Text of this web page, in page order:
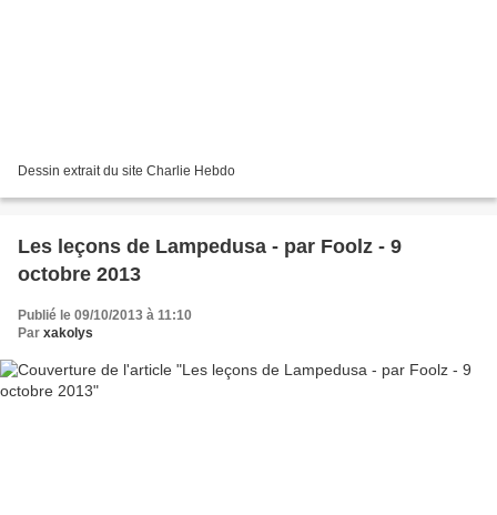
Dessin extrait du site Charlie Hebdo
Les leçons de Lampedusa - par Foolz - 9
octobre 2013
Publié le 09/10/2013 à 11:10
Par xakolys